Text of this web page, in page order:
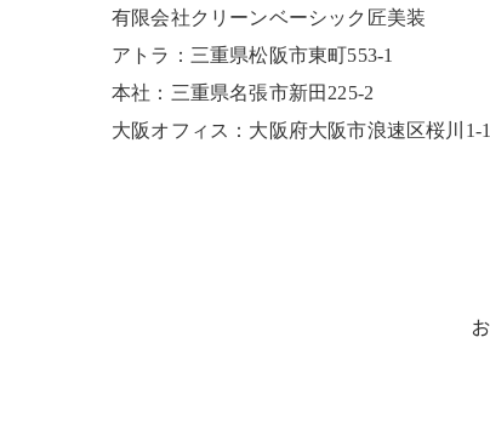
有限会社クリーンベーシック匠美装
アトラ：三重県松阪市東町553-1
本社：三重県名張市新田225-2
大阪オフィス：大阪府大阪市浪速区桜川1-